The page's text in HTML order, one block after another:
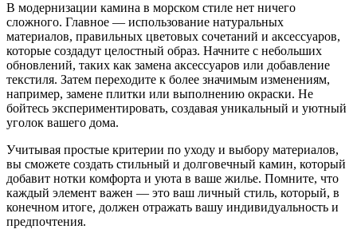
В модернизации камина в морском стиле нет ничего
сложного. Главное — использование натуральных
материалов, правильных цветовых сочетаний и аксессуаров,
которые создадут целостный образ. Начните с небольших
обновлений, таких как замена аксессуаров или добавление
текстиля. Затем переходите к более значимым изменениям,
например, замене плитки или выполнению окраски. Не
бойтесь экспериментировать, создавая уникальный и уютный
уголок вашего дома.
Учитывая простые критерии по уходу и выбору материалов,
вы сможете создать стильный и долговечный камин, который
добавит нотки комфорта и уюта в ваше жилье. Помните, что
каждый элемент важен — это ваш личный стиль, который, в
конечном итоге, должен отражать вашу индивидуальность и
предпочтения.